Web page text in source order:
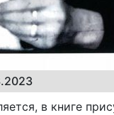
в книге